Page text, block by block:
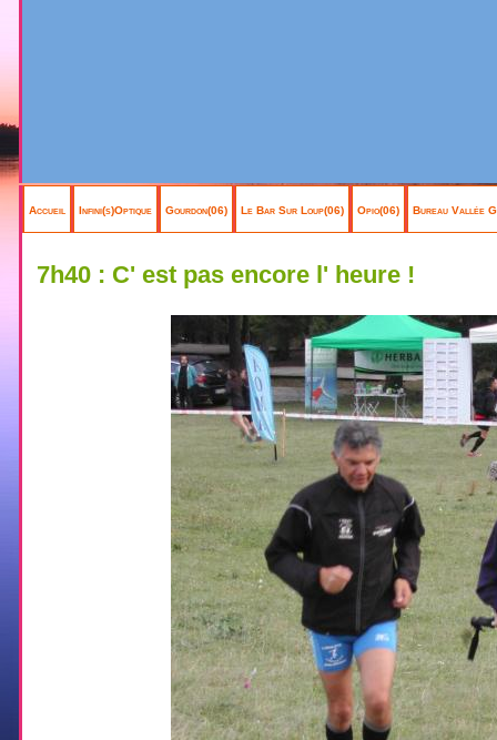
Accueil Infini(s)Optique Gourdon(06) Le Bar Sur Loup(06) Opio(06) Bureau Vallée
7h40 : C' est pas encore l' heure !